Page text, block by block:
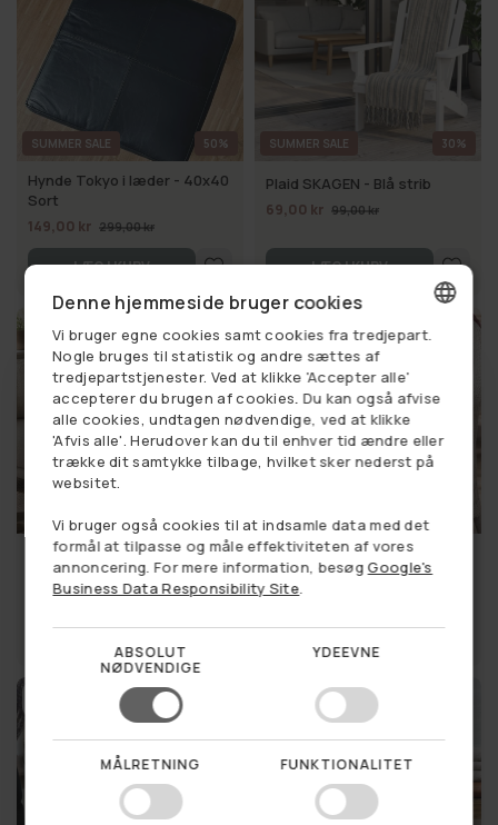
SUMMER SALE 50%
Hynde Tokyo i læder - 40x40
Sort
149,00 kr 299,00 kr
LÆG I KURV
SUMMER SALE 30%
Plaid SKAGEN - Blå strib
69,00 kr 99,00 kr
LÆG I KURV
Picnictæppe - Brun
Patchwork
149,00 kr
God pris
Picnictæppe pink
149,00 kr
God pris
Vil du vinde en hemmelig
rabat til dit første køb?
DANISH
GERMAN
NORWEGIAN
SWEDISH
Denne hjemmeside bruger cookies
Vi bruger egne cookies samt cookies fra tredjepart.
Nogle bruges til statistik og andre sættes af
tredjepartstjenester. Ved at klikke 'Accepter alle'
accepterer du brugen af cookies. Du kan også afvise
alle cookies, undtagen nødvendige, ved at klikke
'Afvis alle'. Herudover kan du til enhver tid ændre eller
trække dit samtykke tilbage, hvilket sker nederst på
websitet.
Vi bruger også cookies til at indsamle data med det
formål at tilpasse og måle effektiviteten af vores
annoncering. For mere information, besøg Google's
Business Data Responsibility Site
ABSOLUT
NØDVENDIGE
YDEEVNE
MÅLRETNING FUNKTIONALITET